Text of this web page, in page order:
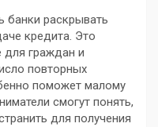
банки раскрывать
кредита. Это
для граждан и
повторных
поможет малому
смогут понять,
для получения